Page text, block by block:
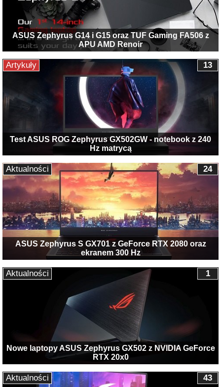
ASUS Zephyrus G14 i G15 oraz TUF Gaming FA506 z
APU AMD Renoir
Test ASUS ROG Zephyrus GX502GW - notebook z 240
Hz matrycą
13
Artykuły
ASUS Zephyrus S GX701 z GeForce RTX 2080 oraz
ekranem 300 Hz
24
Aktualności
Nowe laptopy ASUS Zephyrus GX502 z NVIDIA GeForce
RTX 20x0
1
Aktualności
43
Aktualności